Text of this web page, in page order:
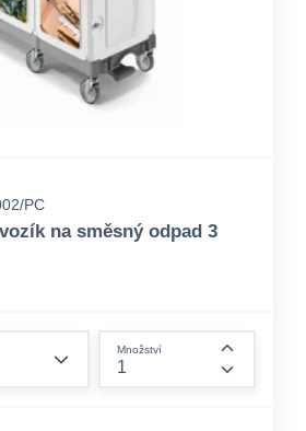
PC
na směsný odpad 3
Množství